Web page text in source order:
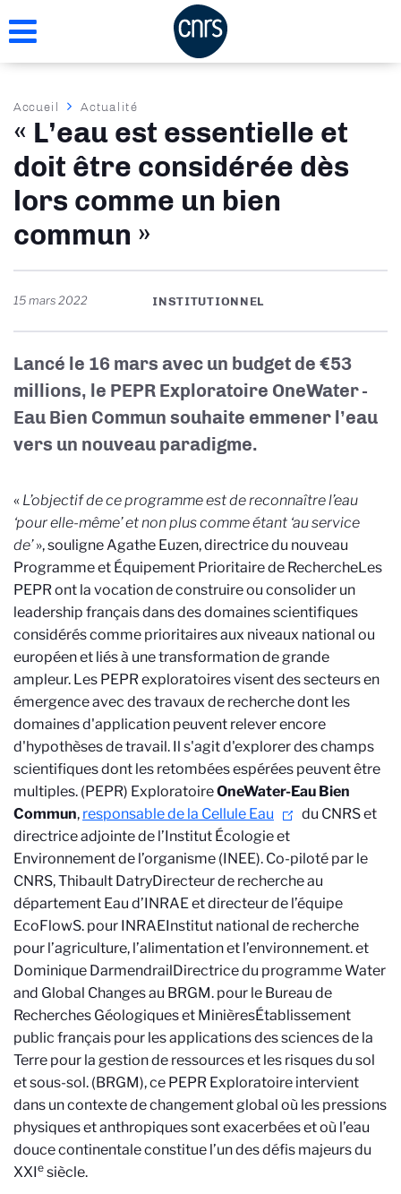
au
Fil
d'Ariane
Accueil Actualité
« L’eau est essentielle et
doit être considérée dès
lors comme un bien
commun »
15 mars 2022 INSTITUTIONNEL
Lancé le 16 mars avec un budget de €53
millions, le PEPR Exploratoire OneWater -
Eau Bien Commun souhaite emmener l’eau
vers un nouveau paradigme.
« L’objectif de ce programme est de reconnaître l’eau
‘pour elle-même’ et non plus comme étant ‘au service
de’», souligne Agathe Euzen, directrice du nouveau
Programme et Équipement Prioritaire de RechercheLes
PEPR ont la vocation de construire ou consolider un
leadership français dans des domaines scientifiques
considérés comme prioritaires aux niveaux national ou
européen et liés à une transformation de grande
ampleur. Les PEPR exploratoires visent des secteurs en
émergence avec des travaux de recherche dont les
domaines d'application peuvent relever encore
d'hypothèses de travail. Il s'agit d'explorer des champs
scientifiques dont les retombées espérées peuvent être
multiples. (PEPR) ExploratoireOneWater-Eau Bien
Commun, responsable de la Cellule Eau
du CNRS et
directrice adjointe de l’Institut Écologie et
Environnement de l’organisme (INEE). Co-piloté par le
CNRS, Thibault DatryDirecteur de recherche au
département Eau d’INRAE et directeur de l’équipe
EcoFlowS. pour INRAEInstitut national de recherche
pour l’agriculture, l’alimentation et l’environnement.et
Dominique DarmendrailDirectrice du programme Water
and Global Changes au BRGM. pour le Bureau de
Recherches Géologiques et MinièresÉtablissement
public français pour les applications des sciences de la
Terre pour la gestion de ressources et les risques du sol
et sous-sol. (BRGM), ce PEPR Exploratoire intervient
dans un contexte de changement global où les pressions
physiques et anthropiques sont exacerbées et où l’eau
douce continentale constitue l’un des défis majeurs du
XXIe siècle.